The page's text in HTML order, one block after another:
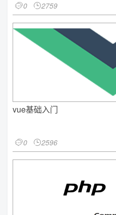
0 2759
vue基础入门
0 2596